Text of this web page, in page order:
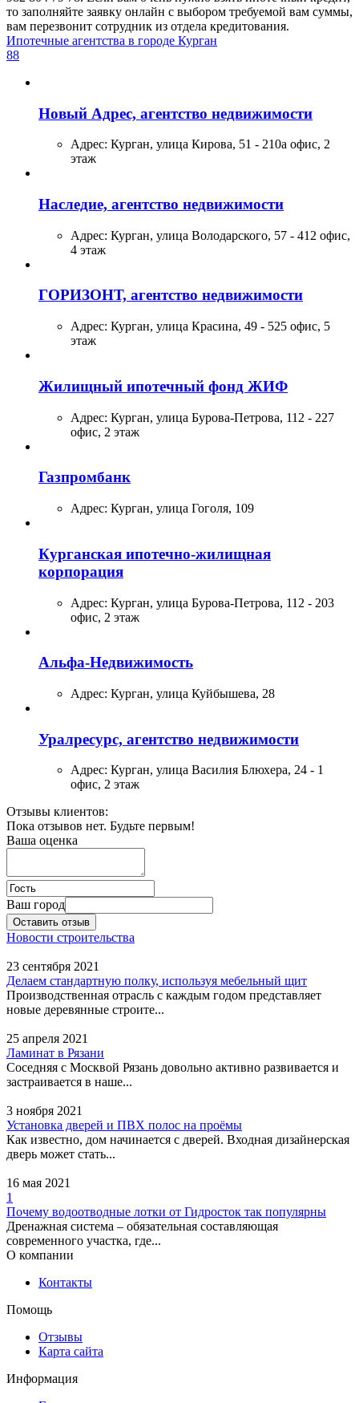
то заполняйте заявку онлайн с выбором требуемой вам суммы,
вам перезвонит сотрудник из отдела кредитования.
Ипотечные агентства в городе Курган
88
Новый Адрес, агентство недвижимости
Адрес: Курган, улица Кирова, 51 - 210а офис, 2
этаж
Наследие, агентство недвижимости
Адрес: Курган, улица Володарского, 57 - 412 офис,
4 этаж
ГОРИЗОНТ, агентство недвижимости
Адрес: Курган, улица Красина, 49 - 525 офис, 5
этаж
Жилищный ипотечный фонд ЖИФ
Адрес: Курган, улица Бурова-Петрова, 112 - 227
офис, 2 этаж
Газпромбанк
Адрес: Курган, улица Гоголя, 109
Курганская ипотечно-жилищная
корпорация
Адрес: Курган, улица Бурова-Петрова, 112 - 203
офис, 2 этаж
Альфа-Недвижимость
Адрес: Курган, улица Куйбышева, 28
Уралресурс, агентство недвижимости
Адрес: Курган, улица Василия Блюхера, 24 - 1
офис, 2 этаж
Отзывы клиентов:
Пока отзывов нет. Будьте первым!
Ваша оценка
Ваш город
Оставить отзыв
Новости строительства
23 сентября 2021
Делаем стандартную полку, используя мебельный щит
Производственная отрасль с каждым годом представляет
новые деревянные строите...
25 апреля 2021
Ламинат в Рязани
Соседняя с Москвой Рязань довольно активно развивается и
застраивается в наше...
3 ноября 2021
Установка дверей и ПВХ полос на проёмы
Как известно, дом начинается с дверей. Входная дизайнерская
дверь может стать...
16 мая 2021
1
Почему водоотводные лотки от Гидросток так популярны
Дренажная система – обязательная составляющая
современного участка, где...
О компании
Контакты
Помощь
Отзывы
Карта сайта
Информация